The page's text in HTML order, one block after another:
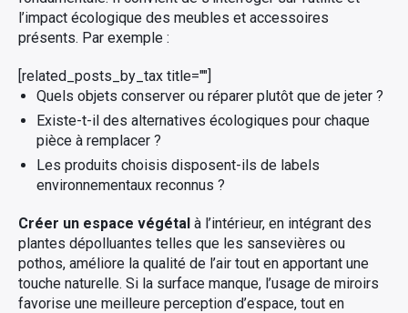
l’impact écologique des meubles et accessoires
présents. Par exemple :
[related_posts_by_tax title=""]
Quels objets conserver ou réparer plutôt que de jeter ?
Existe-t-il des alternatives écologiques pour chaque
pièce à remplacer ?
Les produits choisis disposent-ils de labels
environnementaux reconnus ?
Créer un espace végétal à l’intérieur, en intégrant des
plantes dépolluantes telles que les sansevières ou
pothos, améliore la qualité de l’air tout en apportant une
touche naturelle. Si la surface manque, l’usage de miroirs
favorise une meilleure perception d’espace, tout en